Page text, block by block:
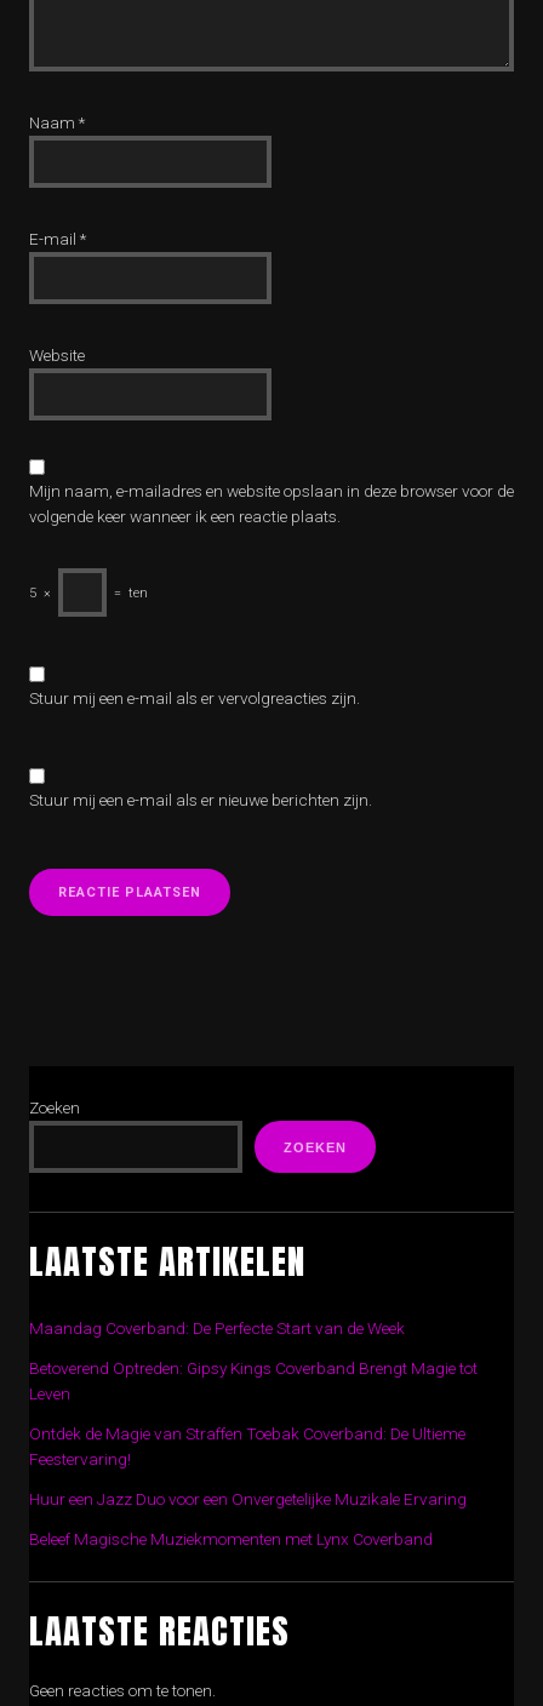
Naam *
E-mail *
Website
Mijn naam, e-mailadres en website opslaan in deze browser voor de
volgende keer wanneer ik een reactie plaats.
5 × = ten
Stuur mij een e-mail als er vervolgreacties zijn.
Stuur mij een e-mail als er nieuwe berichten zijn.
Zoeken
ZOEKEN
LAATSTE ARTIKELEN
Maandag Coverband: De Perfecte Start van de Week
Betoverend Optreden: Gipsy Kings Coverband Brengt Magie tot
Leven
Ontdek de Magie van Straffen Toebak Coverband: De Ultieme
Feestervaring!
Huur een Jazz Duo voor een Onvergetelijke Muzikale Ervaring
Beleef Magische Muziekmomenten met Lynx Coverband
LAATSTE REACTIES
Geen reacties om te tonen.